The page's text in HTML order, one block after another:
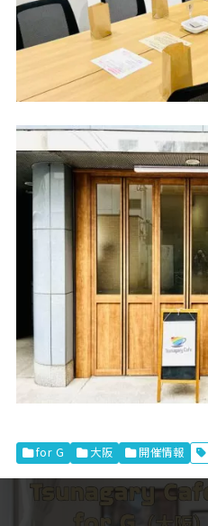
for G 大阪 開催情報